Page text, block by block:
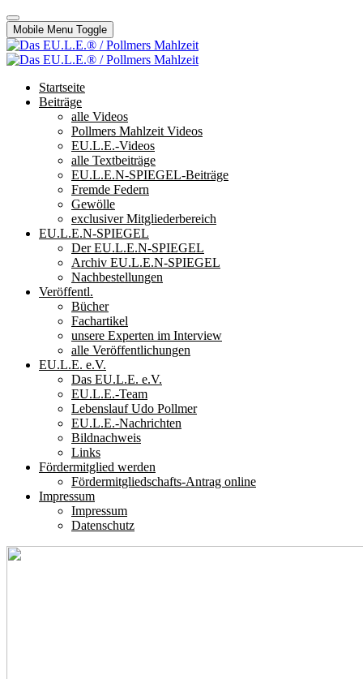
Mobile Menu Toggle
Startseite
Beiträge
alle Videos
Pollmers Mahlzeit Videos
EU.L.E.-Videos
alle Textbeiträge
EU.L.E.N-SPIEGEL-Beiträge
Fremde Federn
Gewölle
exclusiver Mitgliederbereich
EU.L.E.N-SPIEGEL
Der EU.L.E.N-SPIEGEL
Archiv EU.L.E.N-SPIEGEL
Nachbestellungen
Veröffentl.
Bücher
Fachartikel
unsere Experten im Interview
alle Veröffentlichungen
EU.L.E. e.V.
Das EU.L.E. e.V.
EU.L.E.-Team
Lebenslauf Udo Pollmer
EU.L.E.-Nachrichten
Bildnachweis
Links
Fördermitglied werden
Fördermitgliedschafts-Antrag online
Impressum
Impressum
Datenschutz